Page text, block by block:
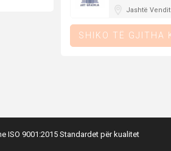
Jashtë Vendit
SHIKO TË GJITHA
ISO 9001:2015 Standardet për kualitet